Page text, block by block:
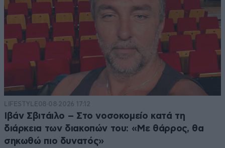
LIFESTYLE08·08·2026 17:12
Ιβάν Σβιτάιλο – Στο νοσοκομείο κατά τη
διάρκεια των διακοπών του: «Με θάρρος, θα
σηκωθώ πιο δυνατός»